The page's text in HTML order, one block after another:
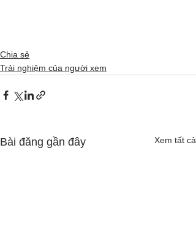
Chia sẻ
Trải nghiệm của người xem
Bài đăng gần đây Xem tất cả